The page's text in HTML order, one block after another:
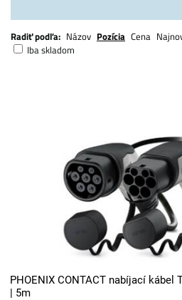
Radiť podľa: Názov Pozícia Cena
Iba skladom
PHOENIX CONTACT nabíjací kábel
| 5m